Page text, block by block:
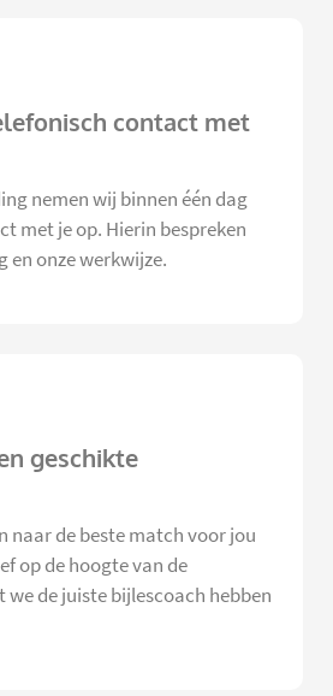
contact met
nemen wij binnen één dag
met je op. Hierin bespreken
en onze werkwijze.
geschikte
naar de beste match voor jou
op de hoogte van de
de juiste bijlescoach hebben